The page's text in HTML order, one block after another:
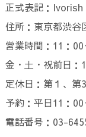
正式表記：Ivorish
住所：東京都渋
営業時間：11：00
金・土・祝前日：
定休日：第１、第
予約：平日11：
電話番号：03-